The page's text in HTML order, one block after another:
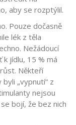
aby se rozptýlil.
Pouze dočasně
lék z těla
Nežádoucí
k jídlu, 15 % má
Někteří
„vypnutí“ z
nejsou
bojí, že bez nich